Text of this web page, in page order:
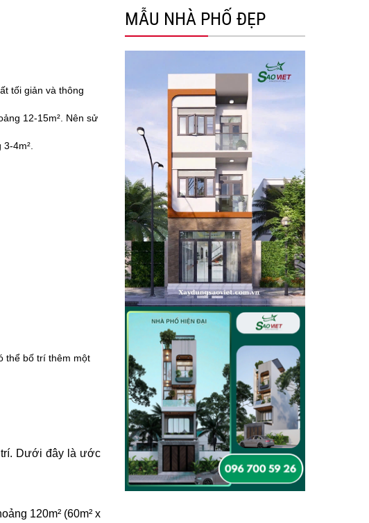
tối giản và thông
12-15m². Nên sử
4m².
thể bố trí thêm một
trí. Dưới đây là ước
120m² (60m² x
MẪU NHÀ PHỐ ĐẸP